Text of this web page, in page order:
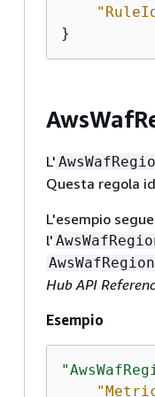
}
L'
Questa regola
L'esempio
l'
Hub API
Esempio